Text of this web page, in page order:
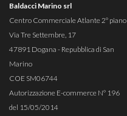
Baldacci Marino srl
Centro Commerciale Atlante 2° piano
Via Tre Settembre, 17
47891 Dogana - Repubblica di San
Marino
COE SM06744
Autorizzazione E-commerce N° 196
del 15/05/2014